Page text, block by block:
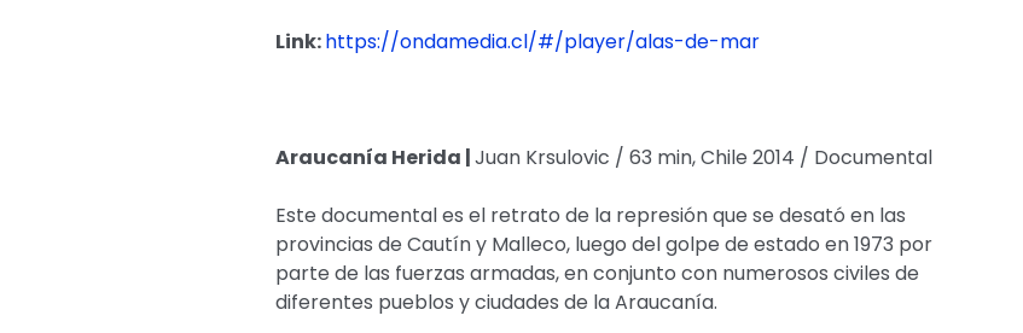
Link:https://ondamedia.cl/#/player/alas-de-mar
Araucanía Herida |Juan Krsulovic / 63 min, Chile 2014 / Documental
Este documental es el retrato de la represión que se desató en las
provincias de Cautín y Malleco, luego del golpe de estado en 1973 por
parte de las fuerzas armadas, en conjunto con numerosos civiles de
diferentes pueblos y ciudades de la Araucanía.